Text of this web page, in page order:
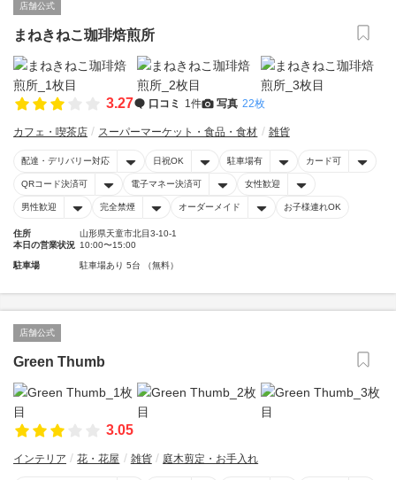
店舗公式
まねきねこ珈琲焙煎所
3.27 口コミ 1件 写真 22枚
カフェ・喫茶店 スーパーマーケット・食品・食材 雑貨
配達・デリバリー対応 日祝OK 駐車場有 カード可
QRコード決済可 電子マネー決済可 女性歓迎
男性歓迎 完全禁煙 オーダーメイド お子様連れOK
住所
山形県天童市北目3-10-1
本日の営業状況 10:00〜15:00
駐車場 駐車場あり 5台 （無料）
店舗公式
Green Thumb
3.05
インテリア 花・花屋 雑貨 庭木剪定・お手入れ